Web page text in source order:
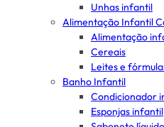
Unhas infantil
Alimentação Infantil
Alimentação
Cereais
Leites e
Banho Infantil
Condicionador
Esponjas infantil